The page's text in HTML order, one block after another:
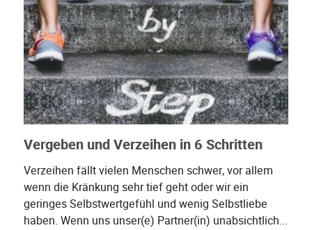
Vergeben und Verzeihen in 6 Schritten
Verzeihen fällt vielen Menschen schwer, vor allem
wenn die Kränkung sehr tief geht oder wir ein
geringes Selbstwertgefühl und wenig Selbstliebe
haben. Wenn uns unser(e) Partner(in) unabsichtlich...